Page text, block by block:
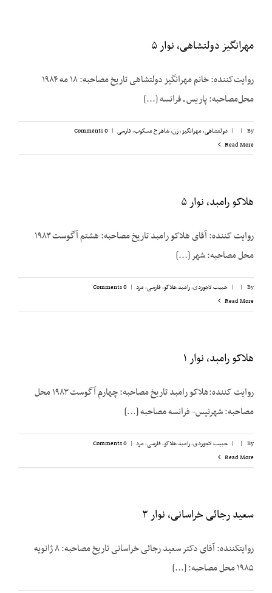
مهرانگیز دولتشاهی، نوار ۵
روایت‌کننده: خانم مهرانگیز دولتشاهی تاریخ مصاحبه: ۱۸ مه ۱۹۸۴
محل‌مصاحبه: پاریس ـ فرانسه [...]
By
|
| دولتشاهی، مهرانگیز,زن,شاهرخ مسکوب,فارسی |
0 Comments
Read More
هلاکو رامبد، نوار ۵
روایت کننده: آقای هلاکو رامبد تاریخ مصاحبه: هشتم آگوست ۱۹۸۳
محل مصاحبه: شهر [...]
By
|
| حبیب لاجوردی,رامبد،‌هلاکو,فارسی,مرد |
0 Comments
Read More
هلاکو رامبد، نوار ۱
روایت کننده:هلاکو رامبد تاریخ مصاحبه: چهارم آگوست ۱۹۸۳ محل
مصاحبه: شهرنیس- فرانسه مصاحبه [...]
By
|
| حبیب لاجوردی,رامبد،‌هلاکو,فارسی,مرد |
0 Comments
Read More
سعید رجائی خراسانی، نوار ۳
روایت­کننده: آقای دکتر سعید رجائی خراسانی تاریخ مصاحبه: ۸ ژانویه
۱۹۸۵ محل مصاحبه: [...]